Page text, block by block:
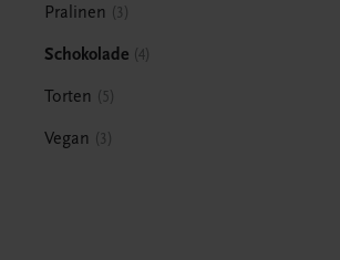
Pralinen 3
Schokolade 4
Torten 5
Vegan 3